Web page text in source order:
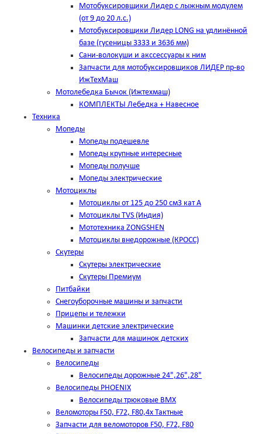
Мотобуксировщики Лидер с лыжным модулем
(от 9 до 20 л.с.)
Мотобуксировщики Лидер LONG на удлинённой
базе (гусеницы 3333 и 3636 мм)
Сани-волокуши и акссессуары к ним
Запчасти для мотобуксировщиков ЛИДЕР пр-во
ИжТехМаш
Мотолебедка Бычок (Ижтехмаш)
КОМПЛЕКТЫ Лебедка + Навесное
Техника
Мопеды
Мопеды подешевле
Мопеды крупные интересные
Мопеды получше
Мопеды электрические
Мотоциклы
Мотоциклы от 125 до 250 см3 кат А
Мотоциклы TVS (Индия)
Мототехника ZONGSHEN
Мотоциклы внедорожные (КРОСС)
Скутеры
Скутеры электрические
Скутеры Премиум
Питбайки
Снегоуборочные машины и запчасти
Прицепы и тележки
Машинки детские электрические
Запчасти для машинок детских
Велосипеды и запчасти
Велосипеды
Велосипеды дорожные 24",26",28"
Велосипеды PHOENIX
Велосипеды трюковые BMX
Веломоторы F50, F72, F80,4х Тактные
Запчасти для веломоторов F50, F72, F80